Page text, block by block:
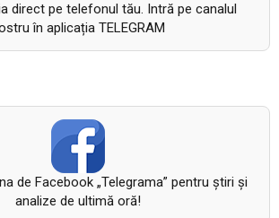
direct pe telefonul tău. Intră pe canalul
în aplicația TELEGRAM
de Facebook „Telegrama” pentru ştiri şi
analize de ultimă oră!